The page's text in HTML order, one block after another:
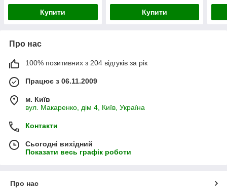
Купити Купити
Про нас
100% позитивних з 204 відгуків за рік
Працює з 06.11.2009
м. Київ
вул. Макаренко, дім 4, Київ, Україна
Контакти
Сьогодні вихідний
Показати весь графік роботи
Про нас